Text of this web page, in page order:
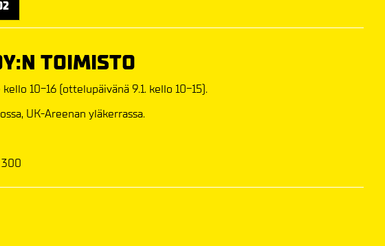
TOIMISTO
10-16 (ottelupäivänä 9.1. kello 10-15).
UK-Areenan yläkerrassa.